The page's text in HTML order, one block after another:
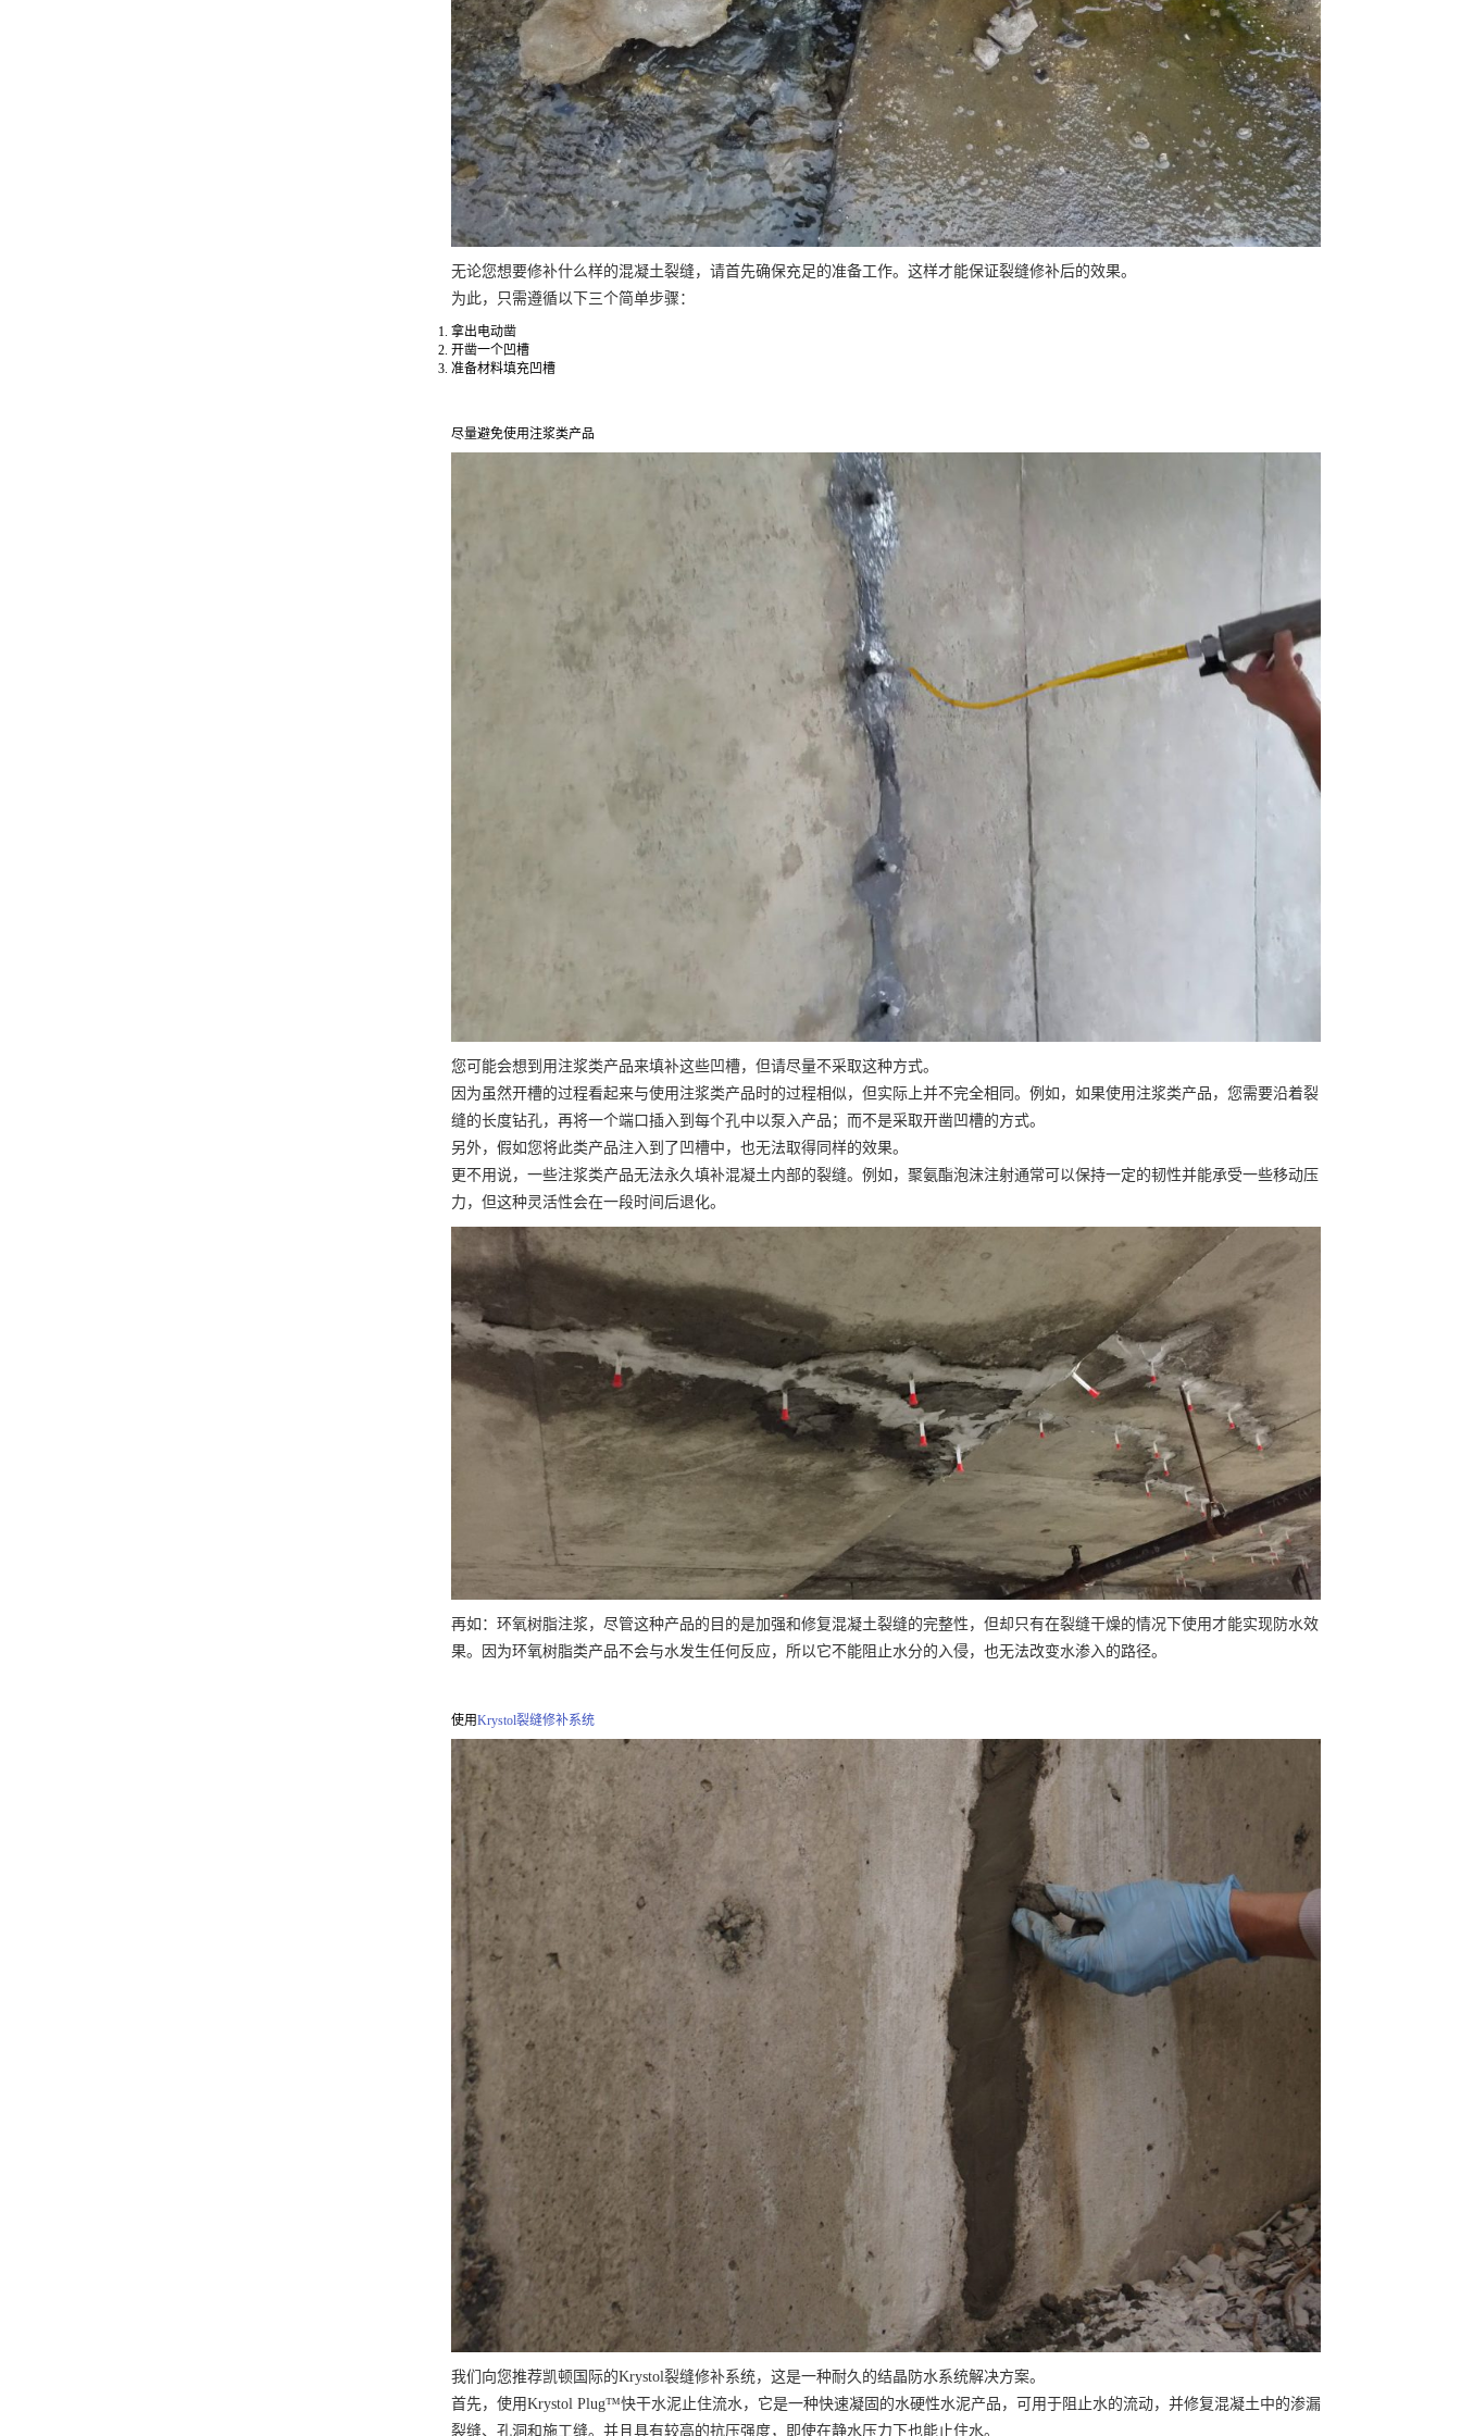
无论您想要修补什么样的混凝土裂缝，请首先确保充足的准备工作。这样才能保证裂缝修补后的效果。
为此，只需遵循以下三个简单步骤：
拿出电动凿
开凿一个凹槽
准备材料填充凹槽
尽量避免使用注浆类产品
您可能会想到用注浆类产品来填补这些凹槽，但请尽量不采取这种方式。
因为虽然开槽的过程看起来与使用注浆类产品时的过程相似，但实际上并不完全相同。例如，如果使用注浆类产品，您需要沿着裂
缝的长度钻孔，再将一个端口插入到每个孔中以泵入产品；而不是采取开凿凹槽的方式。
另外，假如您将此类产品注入到了凹槽中，也无法取得同样的效果。
更不用说，一些注浆类产品无法永久填补混凝土内部的裂缝。例如，聚氨酯泡沫注射通常可以保持一定的韧性并能承受一些移动压
力，但这种灵活性会在一段时间后退化。
再如：环氧树脂注浆，尽管这种产品的目的是加强和修复混凝土裂缝的完整性，但却只有在裂缝干燥的情况下使用才能实现防水效
果。因为环氧树脂类产品不会与水发生任何反应，所以它不能阻止水分的入侵，也无法改变水渗入的路径。
使用Krystol裂缝修补系统
我们向您推荐凯顿国际的Krystol裂缝修补系统，这是一种耐久的结晶防水系统解决方案。
首先，使用Krystol Plug™快干水泥止住流水，它是一种快速凝固的水硬性水泥产品，可用于阻止水的流动，并修复混凝土中的渗漏
裂缝、孔洞和施工缝。并且具有较高的抗压强度，即使在静水压力下也能止住水。